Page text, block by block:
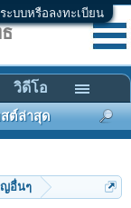
ะบบหรือลงทะเบียน
ญอื่นๆ
ต์ล่าสุด
วิดีโอ